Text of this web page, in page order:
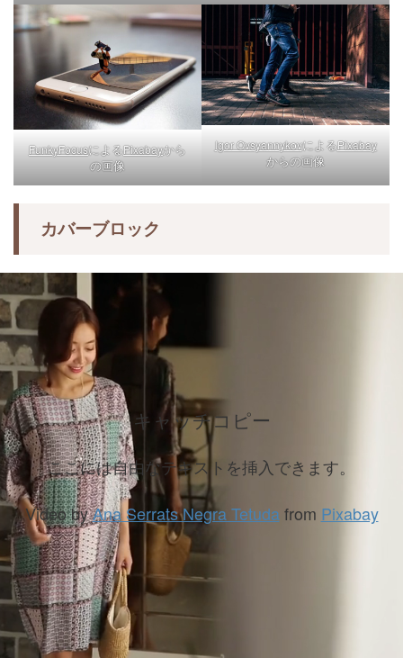
FunkyFocusによるPixabayから
の画像
Igor OvsyannykovによるPixabay
からの画像
カバーブロック
キャッチコピー
ここには自由なテキストを挿入できます。
Video byAna Serrats Negra Tetuda from Pixabay